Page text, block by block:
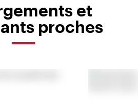
et
proches